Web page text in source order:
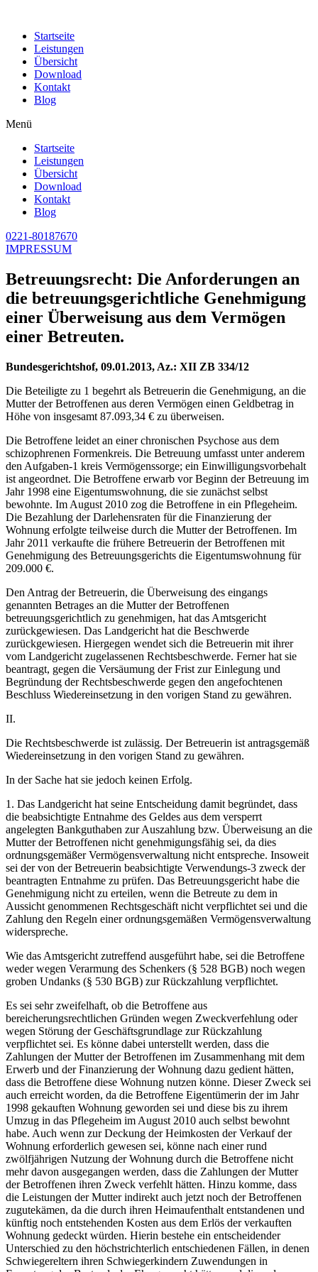
wechselnStartseite
Leistungen
Übersicht
Download
Kontakt
Blog
Menü
Startseite
Leistungen
Übersicht
Download
Kontakt
Blog
0221-80187670
IMPRESSUM
Betreuungsrecht: Die Anforderungen an
die betreuungsgerichtliche Genehmigung
einer Überweisung aus dem Vermögen
einer Betreuten.
Bundesgerichtshof, 09.01.2013, Az.: XII ZB 334/12
Die Beteiligte zu 1 begehrt als Betreuerin die Genehmigung, an die
Mutter der Betroffenen aus deren Vermögen einen Geldbetrag in
Höhe von insgesamt 87.093,34 € zu überweisen.
Die Betroffene leidet an einer chronischen Psychose aus dem
schizophrenen Formenkreis. Die Betreuung umfasst unter anderem
den Aufgaben-1 kreis Vermögenssorge; ein Einwilligungsvorbehalt
ist angeordnet. Die Betroffene erwarb vor Beginn der Betreuung im
Jahr 1998 eine Eigentumswohnung, die sie zunächst selbst
bewohnte. Im August 2010 zog die Betroffene in ein Pflegeheim.
Die Bezahlung der Darlehensraten für die Finanzierung der
Wohnung erfolgte teilweise durch die Mutter der Betroffenen. Im
Jahr 2011 verkaufte die frühere Betreuerin der Betroffenen mit
Genehmigung des Betreuungsgerichts die Eigentumswohnung für
209.000 €.
Den Antrag der Betreuerin, die Überweisung des eingangs
genannten Betrages an die Mutter der Betroffenen
betreuungsgerichtlich zu genehmigen, hat das Amtsgericht
zurückgewiesen. Das Landgericht hat die Beschwerde
zurückgewiesen. Hiergegen wendet sich die Betreuerin mit ihrer
vom Landgericht zugelassenen Rechtsbeschwerde. Ferner hat sie
beantragt, gegen die Versäumung der Frist zur Einlegung und
Begründung der Rechtsbeschwerde gegen den angefochtenen
Beschluss Wiedereinsetzung in den vorigen Stand zu gewähren.
II.
Die Rechtsbeschwerde ist zulässig. Der Betreuerin ist antragsgemäß
Wiedereinsetzung in den vorigen Stand zu gewähren.
In der Sache hat sie jedoch keinen Erfolg.
1. Das Landgericht hat seine Entscheidung damit begründet, dass
die beabsichtigte Entnahme des Geldes aus dem versperrt
angelegten Bankguthaben zur Auszahlung bzw. Überweisung an die
Mutter der Betroffenen nicht genehmigungsfähig sei, da dies
ordnungsgemäßer Vermögensverwaltung nicht entspreche. Insoweit
sei der von der Betreuerin beabsichtigte Verwendungs-3 zweck der
beantragten Entnahme zu prüfen. Das Betreuungsgericht habe die
Genehmigung nicht zu erteilen, wenn die Betreute zu dem in
Aussicht genommenen Rechtsgeschäft nicht verpflichtet sei und die
Zahlung den Regeln einer ordnungsgemäßen Vermögensverwaltung
widerspreche.
Wie das Amtsgericht zutreffend ausgeführt habe, sei die Betroffene
weder wegen Verarmung des Schenkers (§ 528 BGB) noch wegen
groben Undanks (§ 530 BGB) zur Rückzahlung verpflichtet.
Es sei sehr zweifelhaft, ob die Betroffene aus
bereicherungsrechtlichen Gründen wegen Zweckverfehlung oder
wegen Störung der Geschäftsgrundlage zur Rückzahlung
verpflichtet sei. Es könne dabei unterstellt werden, dass die
Zahlungen der Mutter der Betroffenen im Zusammenhang mit dem
Erwerb und der Finanzierung der Wohnung dazu gedient hätten,
dass die Betroffene diese Wohnung nutzen könne. Dieser Zweck sei
auch erreicht worden, da die Betroffene Eigentümerin der im Jahr
1998 gekauften Wohnung geworden sei und diese bis zu ihrem
Umzug in das Pflegeheim im August 2010 auch selbst bewohnt
habe. Auch wenn zur Deckung der Heimkosten der Verkauf der
Wohnung erforderlich gewesen sei, könne nach einer rund
zwölfjährigen Nutzung der Wohnung durch die Betroffene nicht
mehr davon ausgegangen werden, dass die Zahlungen der Mutter
der Betroffenen ihren Zweck verfehlt hätten. Hinzu komme, dass
die Leistungen der Mutter indirekt auch jetzt noch der Betroffenen
zugutekämen, da die durch ihren Heimaufenthalt entstandenen und
künftig noch entstehenden Kosten aus dem Erlös der verkauften
Wohnung gedeckt würden. Hierin bestehe ein entscheidender
Unterschied zu den höchstrichterlich entschiedenen Fällen, in denen
Schwiegereltern ihren Schwiegerkindern Zuwendungen in